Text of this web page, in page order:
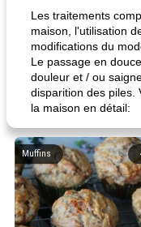
Les traitements
maison, l'utilisation
modifications du
Le passage en
douleur et / ou
disparition des piles.
la maison en détail:
Muffins